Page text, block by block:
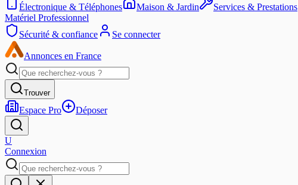
Électronique & Téléphones Maison & Jardin Services & Prestations
Matériel Professionnel
Sécurité & confiance
Se connecter
Annonces en France
Trouver
Espace Pro Déposer
U
Connexion